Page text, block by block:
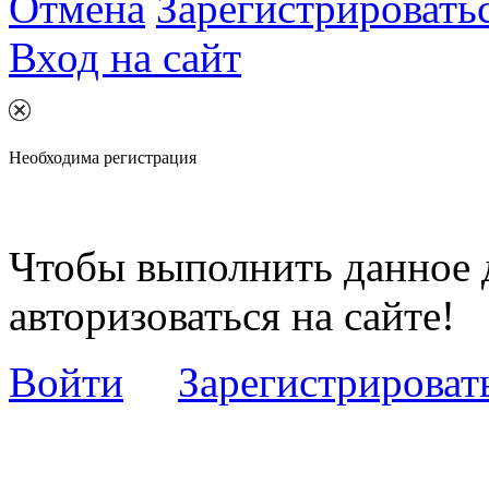
Вход на сайт
Необходима регистрация
Чтобы выполнить данное
авторизоваться на сайте!
Войти